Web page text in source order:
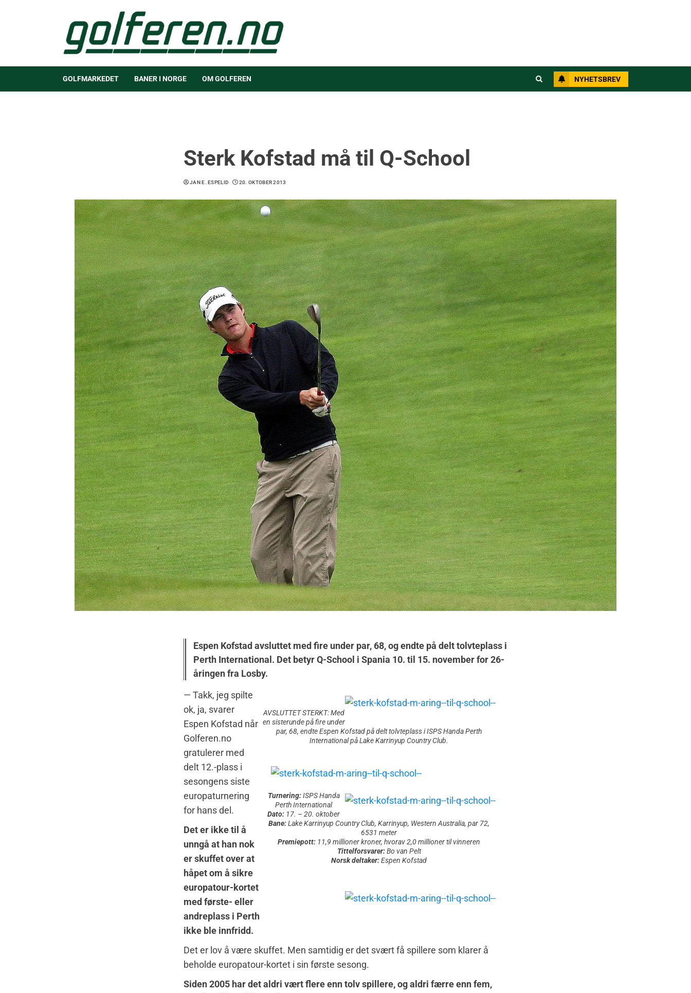
GOLFMARKEDET BANER I NORGE OM GOLFEREN NYHETSBREV
Sterk Kofstad må til Q-School
JAN E. ESPELID 20. OKTOBER 2013
Espen Kofstad avsluttet med fire under par, 68, og endte på delt tolvteplass i
Perth International. Det betyr Q-School i Spania 10. til 15. november for 26-
åringen fra Losby.
AVSLUTTET STERKT: Med
en sisterunde på fire under
par, 68, endte Espen Kofstad på delt tolvteplass i ISPS Handa Perth
International på Lake Karrinyup Country Club.
Turnering:ISPS Handa
Perth International
Dato: 17. – 20. oktober
Bane:Lake Karrinyup Country Club, Karrinyup, Western Australia, par 72,
6531 meter
Premiepott: 11,9 millioner kroner, hvorav 2,0 millioner til vinneren
Tittelforsvarer:Bo van Pelt
Norsk deltaker:Espen Kofstad
— Takk, jeg spilte
ok, ja, svarer
Espen Kofstad når
Golferen.no
gratulerer med
delt 12.-plass i
sesongens siste
europaturnering
for hans del.
Det er ikke til å
unngå at han nok
er skuffet over at
håpet om å sikre
europatour-kortet
med første- eller
andreplass i Perth
ikke ble innfridd.
Det er lov å være skuffet. Men samtidig er det svært få spillere som klarer å
beholde europatour-kortet i sin første sesong.
Siden 2005 har det aldri vært flere enn tolv spillere, og aldri færre enn fem,